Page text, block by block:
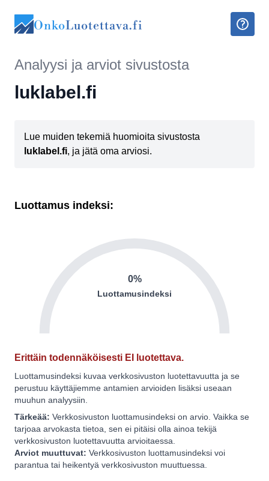
OnkoLuotettava.fi
Analyysi ja arviot sivustosta
luklabel.fi
Lue muiden tekemiä huomioita sivustosta
luklabel.fi, ja jätä oma arviosi.
Luottamus indeksi:
0%
Luottamusindeksi
Erittäin todennäköisesti EI luotettava.
Luottamusindeksi kuvaa verkkosivuston luotettavuutta ja se
perustuu käyttäjiemme antamien arvioiden lisäksi useaan
muuhun analyysiin.
Tärkeää: Verkkosivuston luottamusindeksi on arvio. Vaikka se
tarjoaa arvokasta tietoa, sen ei pitäisi olla ainoa tekijä
verkkosivuston luotettavuutta arvioitaessa.
Arviot muuttuvat: Verkkosivuston luottamusindeksi voi
parantua tai heikentyä verkkosivuston muuttuessa.